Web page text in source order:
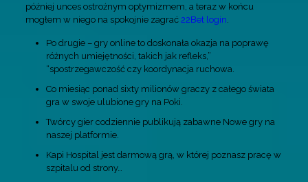
później unces ostrożnym optymizmem, a teraz w końcu
mogłem w niego na spokojnie zagrać 22Bet login.
Po drugie – gry online to doskonała okazja na poprawę
różnych umiejętności, takich jak refleks,”
“spostrzegawczość czy koordynacja ruchowa.
Co miesiąc ponad sixty milionów graczy z całego świata
gra w swoje ulubione gry na Poki.
Twórcy gier codziennie publikują zabawne Nowe gry na
naszej platformie.
Kapi Hospital jest darmową grą, w której poznasz pracę w
szpitalu od strony…